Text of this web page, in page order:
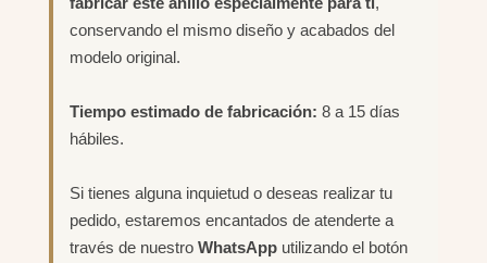
conservando el mismo diseño y acabados del
modelo original.
Tiempo estimado de fabricación: 8 a 15 días
hábiles.
Si tienes alguna inquietud o deseas realizar tu
pedido, estaremos encantados de atenderte a
través de nuestro WhatsApputilizando el botón